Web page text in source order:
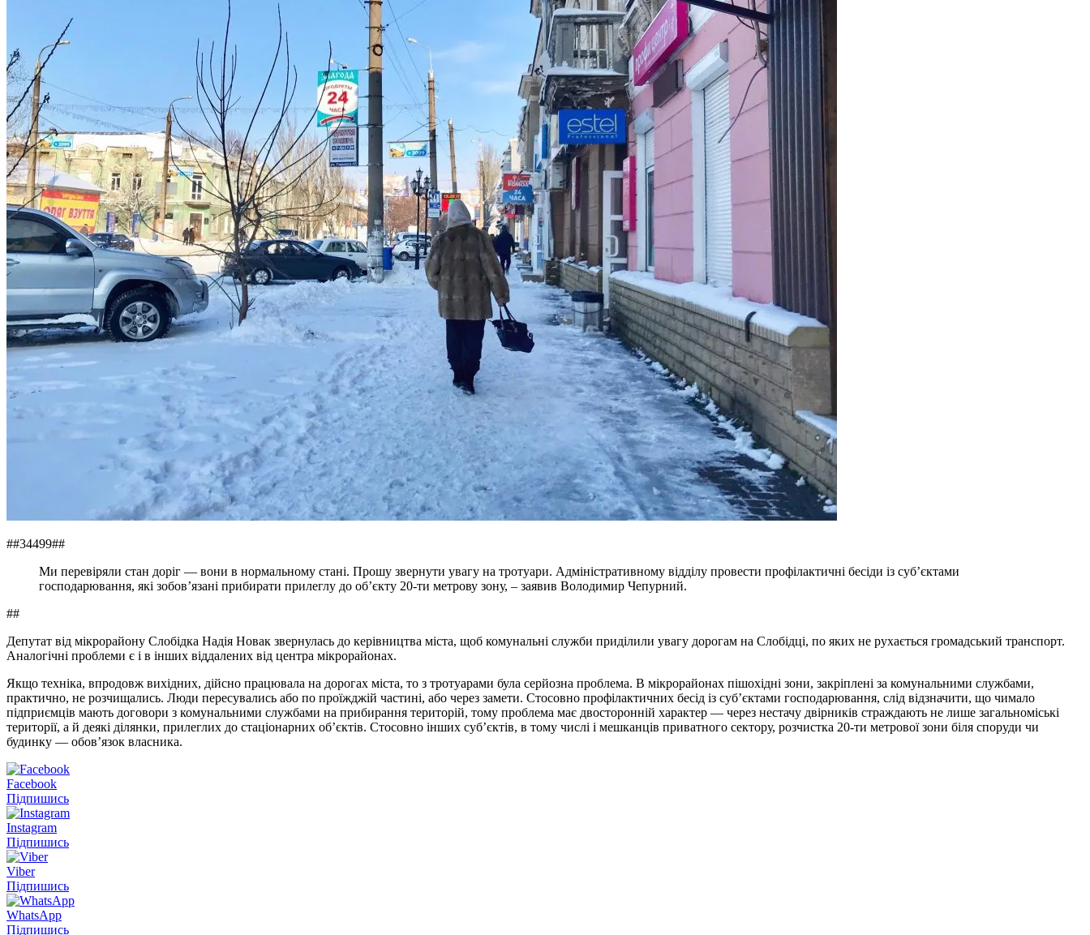
##34499##
Ми перевіряли стан доріг — вони в нормальному стані. Прошу звернути увагу на тротуари. Адміністративному відділу провести профілактичні бесіди із суб’єктами
господарювання, які зобов’язані прибирати прилеглу до об’єкту 20-ти метрову зону, – заявив Володимир Чепурний.
##
Депутат від мікрорайону Слобідка Надія Новак звернулась до керівництва міста, щоб комунальні служби приділили увагу дорогам на Слобідці, по яких не рухається громадський транспорт.
Аналогічні проблеми є і в інших віддалених від центра мікрорайонах.
Якщо техніка, впродовж вихідних, дійсно працювала на дорогах міста, то з тротуарами була серйозна проблема. В мікрорайонах пішохідні зони, закріплені за комунальними службами,
практично, не розчищались. Люди пересувались або по проїжджій частині, або через замети. Стосовно профілактичних бесід із суб’єктами господарювання, слід відзначити, що чимало
підприємців мають договори з комунальними службами на прибирання територій, тому проблема має двосторонній характер — через нестачу двірників страждають не лише загальноміські
території, а й деякі ділянки, прилеглих до стаціонарних об’єктів. Стосовно інших суб’єктів, в тому числі і мешканців приватного сектору, розчистка 20-ти метрової зони біля споруди чи
будинку — обов’язок власника.
Facebook
Підпишись
Instagram
Підпишись
Viber
Підпишись
WhatsApp
Підпишись